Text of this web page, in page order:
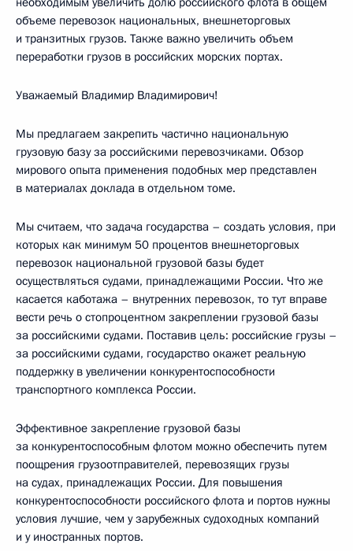
объеме перевозок национальных, внешнеторговых
и транзитных грузов. Также важно увеличить объем
переработки грузов в российских морских портах.
Уважаемый Владимир Владимирович!
Мы предлагаем закрепить частично национальную
грузовую базу за российскими перевозчиками. Обзор
мирового опыта применения подобных мер представлен
в материалах доклада в отдельном томе.
Мы считаем, что задача государства – создать условия, при
которых как минимум 50 процентов внешнеторговых
перевозок национальной грузовой базы будет
осуществляться судами, принадлежащими России. Что же
касается каботажа – внутренних перевозок, то тут вправе
вести речь о стопроцентном закреплении грузовой базы
за российскими судами. Поставив цель: российские грузы –
за российскими судами, государство окажет реальную
поддержку в увеличении конкурентоспособности
транспортного комплекса России.
Эффективное закрепление грузовой базы
за конкурентоспособным флотом можно обеспечить путем
поощрения грузоотправителей, перевозящих грузы
на судах, принадлежащих России. Для повышения
конкурентоспособности российского флота и портов нужны
условия лучшие, чем у зарубежных судоходных компаний
и у иностранных портов.